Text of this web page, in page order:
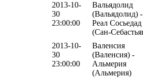
2013-10-
30
23:00:00
Вальядолид
(Вальядолид) -
Реал Сосьедад
(Сан-
2013-10-
30
23:00:00
Валенсия
(Валенсия) -
Альмерия
(Альмерия)